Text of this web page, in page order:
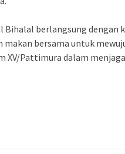
Bihalal berlangsung dengan
bersama untuk
XV/Pattimura dalam